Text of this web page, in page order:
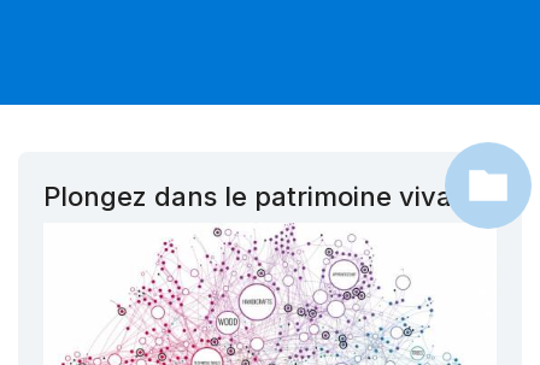
Plongez dans le patrimoine vivant !